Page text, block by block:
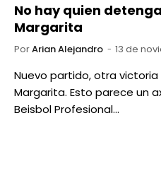
No hay quien
Margarita
PorArian Alejandro 13 de
Nuevo partido, otra victoria
Margarita. Esto parece un
Beisbol Profesional…